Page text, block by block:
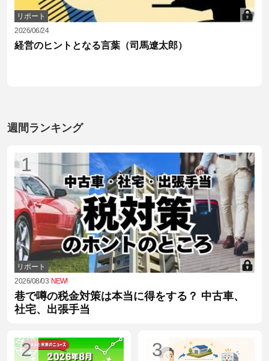
リポート
2026/06/24
経営のヒントとなる言葉（司馬遼太郎）
週間ランキング
1
リポート
2026/08/03 NEW!
巷で噂の税金対策は本当に得をする？ 中古車、
社宅、出張手当
2 3